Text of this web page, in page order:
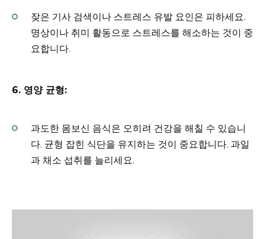
잦은 기사 검색이나 스트레스 유발 요인은 피하세요.
명상이나 취미 활동으로 스트레스를 해소하는 것이 중
요합니다.
6. 영양 균형:
과도한 몸보신 음식은 오히려 건강을 해칠 수 있습니
다. 균형 잡힌 식단을 유지하는 것이 중요합니다. 과일
과 채소 섭취를 늘리세요.